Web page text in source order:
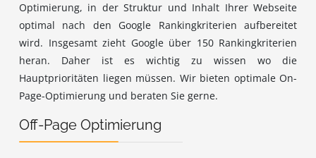
Optimierung, in der Struktur und Inhalt Ihrer Webseite
optimal nach den Google Rankingkriterien aufbereitet
wird. Insgesamt zieht Google über 150 Rankingkriterien
heran. Daher ist es wichtig zu wissen wo die
Hauptprioritäten liegen müssen. Wir bieten optimale On-
Page-Optimierung und beraten Sie gerne.
Off-Page Optimierung